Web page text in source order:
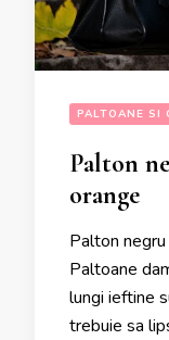
PALTOANE SI
Palton
orange
Palton
Paltoane
lungi ieftine
trebuie sa